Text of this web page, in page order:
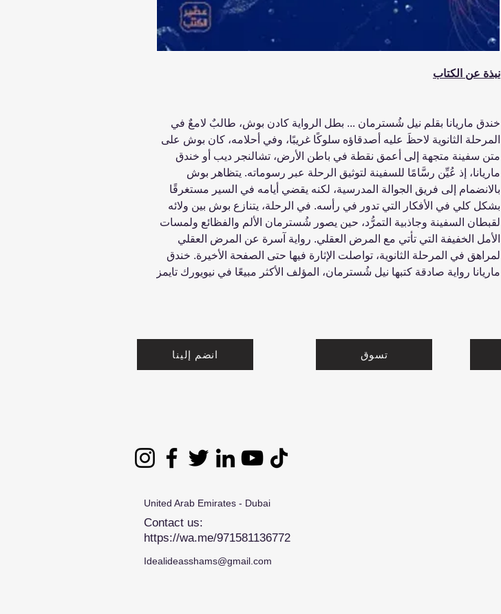
نبذة عن الكتاب
خندق ماريانا بقلم نيل شُسترمان ... بطل الرواية كادن بوش، طالبٌ لامعٌ في
المرحلة الثانوية لاحظَ عليه أصدقاؤه سلوكًا غريبًا، وفي أحلامه، كان بوش على
متن سفينة متجهة إلى أعمق نقطة في باطن الأرض، تشالنجر ديب أو خندق
ماريانا، إذ عُيِّن رسَّامًا للسفينة لتوثيق الرحلة عبر رسوماته. يتظاهر بوش
بالانضمام إلى فريق الجوالة المدرسية، لكنه يقضي أيامه في السير مستغرقًا
بشكل كلي في الأفكار التي تدور في رأسه. في الرحلة، يتنازع بوش بين ولائه
لقبطان السفينة وجاذبية التمرُّد، حين يصور شُسترمان الألم والفظائع ولمسات
الأمل الخفيفة التي تأتي مع المرض العقلي. رواية آسرة عن المرض العقلي
لمراهق في المرحلة الثانوية، تواصلت الإثارة فيها حتى الصفحة الأخيرة. خندق
ماريانا رواية صادقة كتبها نيل شُسترمان، المؤلف الأكثر مبيعًا في نيويورك تايمز
انضم إلينا تسوق
United Arab Emirates - Dubai
Contact us:
https://wa.me/971581136772
Idealideasshams@gmail.com